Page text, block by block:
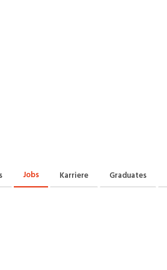
Jobs Karriere Graduates